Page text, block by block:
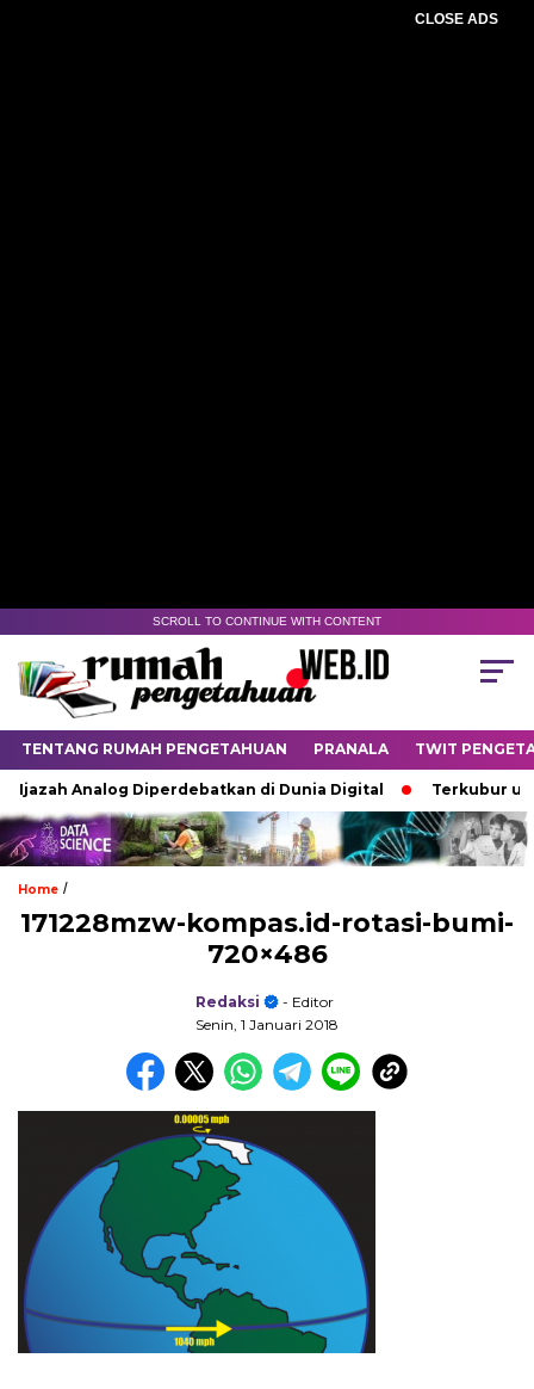
CLOSE ADS
SCROLL TO CONTINUE WITH CONTENT
TENTANG RUMAH PENGETAHUAN PRANALA TWIT
Analog Diperdebatkan di Dunia Digital Terkubur
Home /
171228mzw-kompas.id-rotasi-bumi-
720×486
Redaksi
- Editor
Senin, 1 Januari 2018